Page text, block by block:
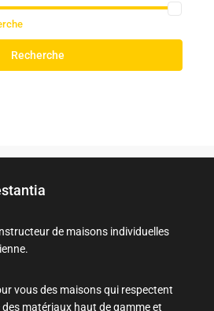
Recherche
de maisons individuelles
vous des maisons qui respectent
des matériaux haut de gamme et